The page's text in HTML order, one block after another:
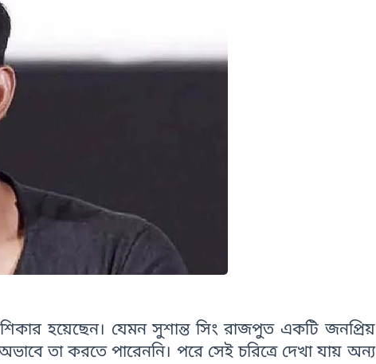
হয়েছেন। যেমন সুশান্ত সিং রাজপুত একটি জনপ্রিয়
তা করতে পারেননি। পরে সেই চরিত্রে দেখা যায় অন্য